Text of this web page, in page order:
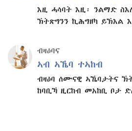
እዚ ሓሳባት እዚ፡ ንልማድ
ኽትጽግንን ኪሕግዘካ ይኽእል
ብዛዕባና
ኣብ ኣኼባ ተኣከብ
ብዛዕባ ሰሙናዊ ኣኼባታትና
ከባቢኻ ዚርከብ መአከቢ ቦታ